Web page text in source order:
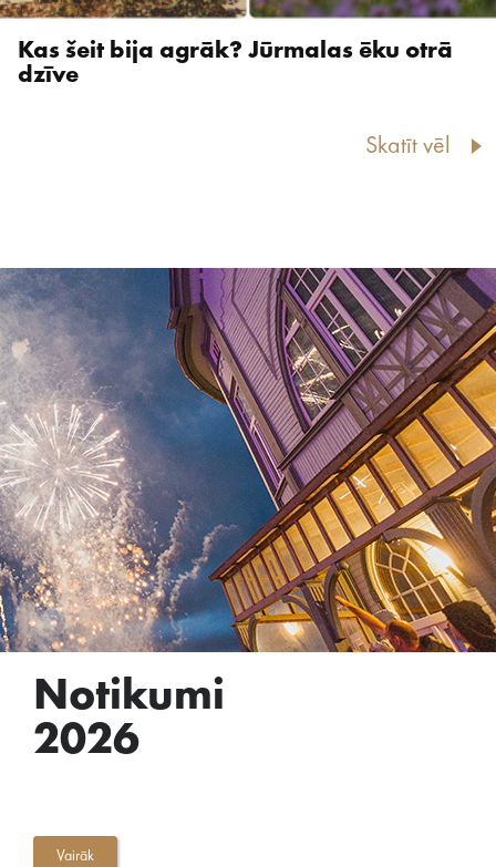
Kas šeit bija agrāk? Jūrmalas ēku otrā
dzīve
Skatīt vēl
Notikumi
2026
Vairāk